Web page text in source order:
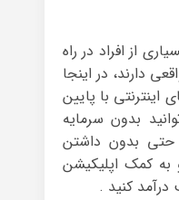
از افراد در راه
دارند، در اینجا
با پایین
بدون سرمایه
بدون داشتن
به کمک اپلیکیشن
کنید .